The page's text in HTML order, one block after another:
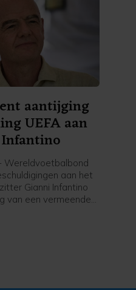
aantijging
UEFA aan
Wereldvoetbalbond
aan het
Gianni Infantino
van een vermeende